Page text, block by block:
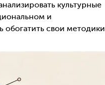
культурные
и
обогатить свои методики